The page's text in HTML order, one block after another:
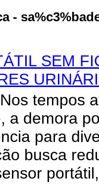
-
SEM
tempos
a demora
para
busca